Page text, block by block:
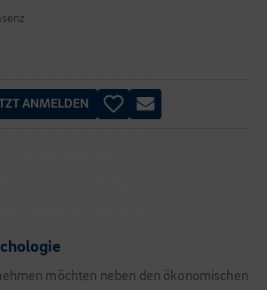
ANMELDEN
möchten neben den ökonomischen